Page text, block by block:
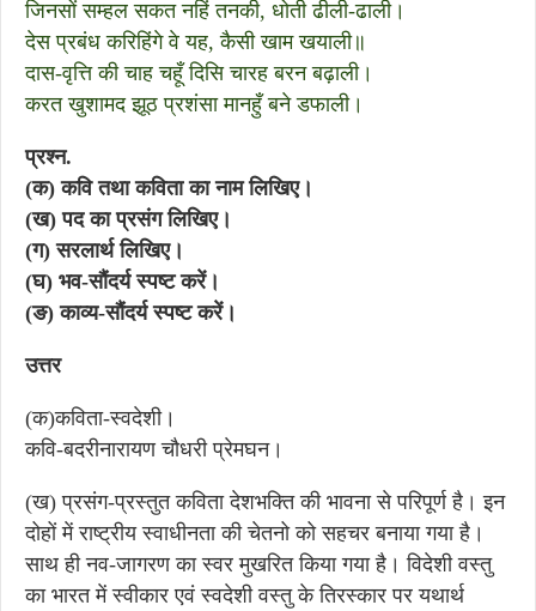
जिनसों सम्हल सकत नहिं तनकी, धोती ढीली-ढाली।
देस प्रबंध करिहिंगे वे यह, कैसी खाम खयाली॥
दास-वृत्ति की चाह चहूँ दिसि चारह बरन बढ़ाली।
करत खुशामद झूठ प्रशंसा मानहुँ बने डफाली।
प्रश्न.
(क) कवि तथा कविता का नाम लिखिए।
(ख) पद का प्रसंग लिखिए।
(ग) सरलार्थ लिखिए।
(घ) भव-सौंदर्य स्पष्ट करें।
(ङ) काव्य-सौंदर्य स्पष्ट करें।
उत्तर
(क)कविता-स्वदेशी।
कवि-बदरीनारायण चौधरी प्रेमघन।
(ख) प्रसंग-प्रस्तुत कविता देशभक्ति की भावना से परिपूर्ण है। इन
दोहों में राष्ट्रीय स्वाधीनता की चेतनो को सहचर बनाया गया है।
साथ ही नव-जागरण का स्वर मुखरित किया गया है। विदेशी वस्तु
का भारत में स्वीकार एवं स्वदेशी वस्तु के तिरस्कार पर यथार्थ